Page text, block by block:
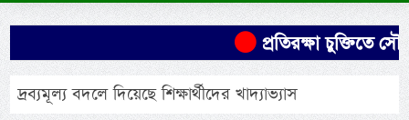
প্রতিরক্ষা চুক্তিতে
দ্রব্যমূল্য বদলে দিয়েছে শিক্ষার্থীদের খাদ্যাভ্যাস